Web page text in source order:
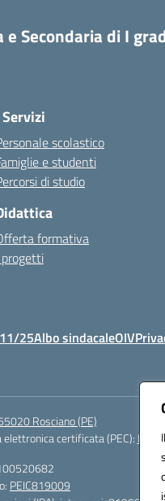
Secondaria di I
scolastico
e studenti
di studio
formativa
25Albo sindacaleOIV
Rosciano (PE)
elettronica certificata (PEC):
PEIC819009